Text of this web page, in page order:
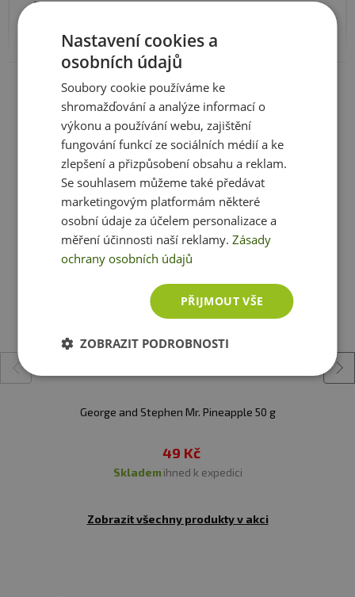
Sacharidy
83,2 g
- z toho cukry
bílkoviny
Sodík
0,014%
Složení:Papája 82 %, cukr 16,9 %, kyselina L-askorbová
1 %, 0,1% Antioxidant
Zobrazit celé parametry
Ještě jste si nevybrali?
Doporučujeme vám podobné produkty
George and Stephen Mr. Pineapple 50 g
49 Kč
skladem ihned k expedici
Zobrazit všechny produkty v akci
Nastavení cookies a
osobních údajů
Soubory cookie používáme ke
shromažďování a analýze informací o
výkonu a používání webu, zajištění
fungování funkcí ze sociálních médií a ke
zlepšení a přizpůsobení obsahu a reklam.
Se souhlasem můžeme také předávat
marketingovým platformám některé
osobní údaje za účelem personalizace a
měření účinnosti naší reklamy.Zásady
ochrany osobních údajů
PŘIJMOUT VŠE
ZOBRAZIT PODROBNOSTI